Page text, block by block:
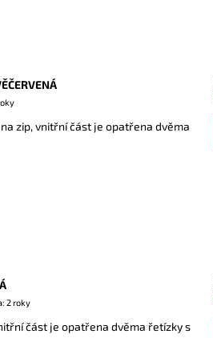
zip, vnitřní část je opatřena dvěma
2 roky
část je opatřena dvěma řetízky s